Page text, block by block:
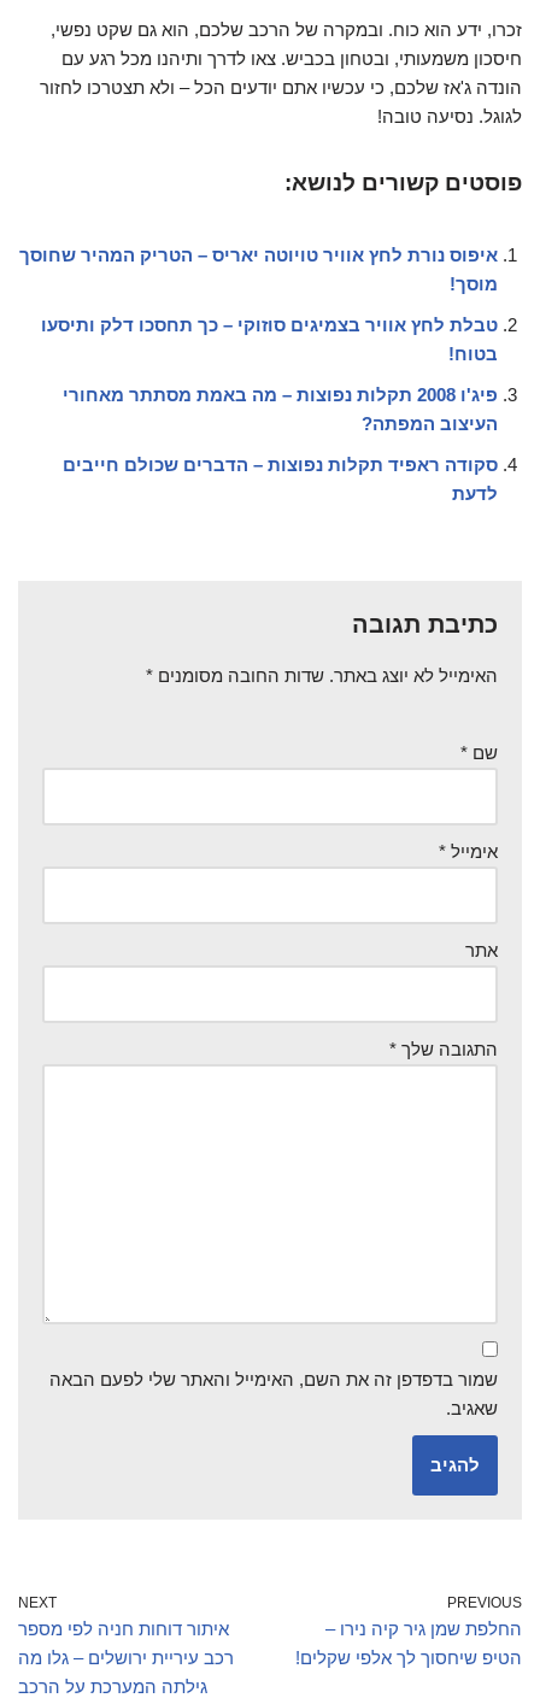
זכרו, ידע הוא כוח. ובמקרה של הרכב שלכם, הוא גם שקט נפשי,
חיסכון משמעותי, ובטחון בכביש. צאו לדרך ותיהנו מכל רגע עם
הונדה ג'אז שלכם, כי עכשיו אתם יודעים הכל – ולא תצטרכו לחזור
לגוגל. נסיעה טובה!
פוסטים קשורים לנושא:
איפוס נורת לחץ אוויר טויוטה יאריס – הטריק המהיר שחוסך
מוסך!
טבלת לחץ אוויר בצמיגים סוזוקי – כך תחסכו דלק ותיסעו
בטוח!
פיג'ו 2008 תקלות נפוצות – מה באמת מסתתר מאחורי
העיצוב המפתה?
סקודה ראפיד תקלות נפוצות – הדברים שכולם חייבים
לדעת
כתיבת תגובה
האימייל לא יוצג באתר. שדות החובה מסומנים *
שם *
אימייל *
אתר
התגובה שלך *
שמור בדפדפן זה את השם, האימייל והאתר שלי לפעם הבאה
שאגיב.
PREVIOUS
החלפת שמן גיר קיה נירו –
הטיפ שיחסוך לך אלפי שקלים!
NEXT
איתור דוחות חניה לפי מספר
רכב עיריית ירושלים – גלו מה
גילתה המערכת על הרכב